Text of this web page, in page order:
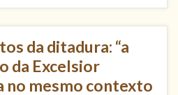
da ditadura: “a
da Excelsior
no mesmo contexto